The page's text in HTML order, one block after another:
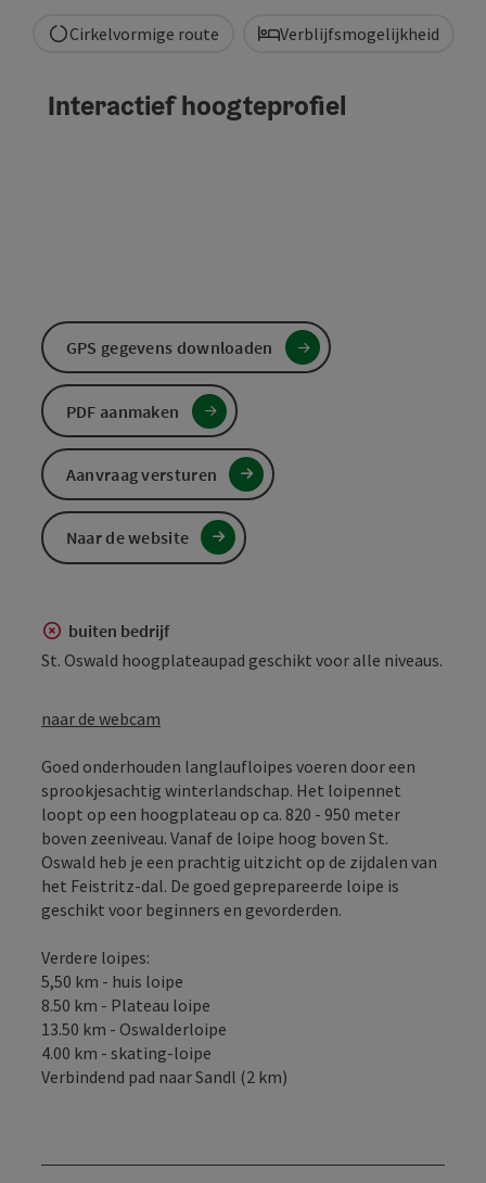
Cirkelvormige route Verblijfsmogelijkheid
buiten bedrijf
St. Oswald hoogplateaupad geschikt voor alle niveaus.
naar de webcam
Goed onderhouden langlaufloipes voeren door een
sprookjesachtig winterlandschap. Het loipennet
loopt op een hoogplateau op ca. 820 - 950 meter
boven zeeniveau. Vanaf de loipe hoog boven St.
Oswald heb je een prachtig uitzicht op de zijdalen van
het Feistritz-dal. De goed geprepareerde loipe is
geschikt voor beginners en gevorderden.
Verdere loipes:
5,50 km - huis loipe
8.50 km - Plateau loipe
13.50 km - Oswalderloipe
4.00 km - skating-loipe
Verbindend pad naar Sandl (2 km)
Interactief hoogteprofiel
GPS gegevens downloaden
PDF aanmaken
Aanvraag versturen
Naar de website